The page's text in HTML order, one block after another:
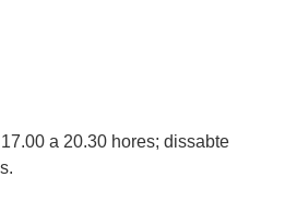
a 20.30 hores; dissabte